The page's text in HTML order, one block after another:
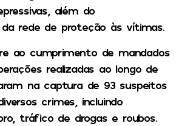
além do
rede de proteção às vítimas.
ao cumprimento de mandados
realizadas ao longo de
na captura de 93 suspeitos
crimes, incluindo
tráfico de drogas e roubos.